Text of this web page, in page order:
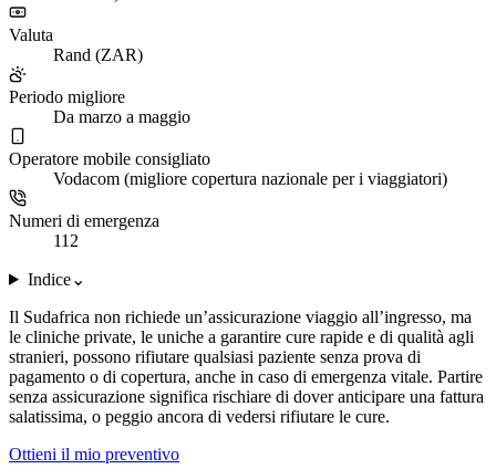
Valuta
Rand (ZAR)
Periodo migliore
Da marzo a maggio
Operatore mobile consigliato
Vodacom (migliore copertura nazionale per i viaggiatori)
Numeri di emergenza
112
Indice⌄
Il Sudafrica non richiede un’assicurazione viaggio all’ingresso, ma
le cliniche private, le uniche a garantire cure rapide e di qualità agli
stranieri, possono rifiutare qualsiasi paziente senza prova di
pagamento o di copertura, anche in caso di emergenza vitale. Partire
senza assicurazione significa rischiare di dover anticipare una fattura
salatissima, o peggio ancora di vedersi rifiutare le cure.
Ottieni il mio preventivo